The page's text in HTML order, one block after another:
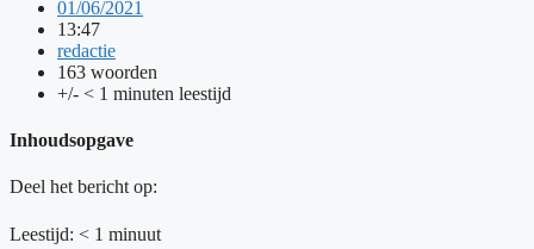
01/06/2021
13:47
redactie
163 woorden
+/- < 1 minuten leestijd
Inhoudsopgave
Deel het bericht op:
Leestijd: < 1 minuut